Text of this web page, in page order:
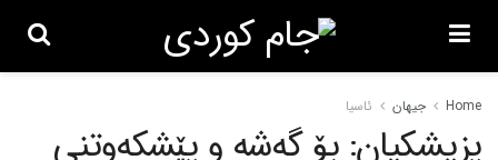
Home جیهان ئاسیا
پزیشکیان: بۆ گەشە و پێشکەوتنی